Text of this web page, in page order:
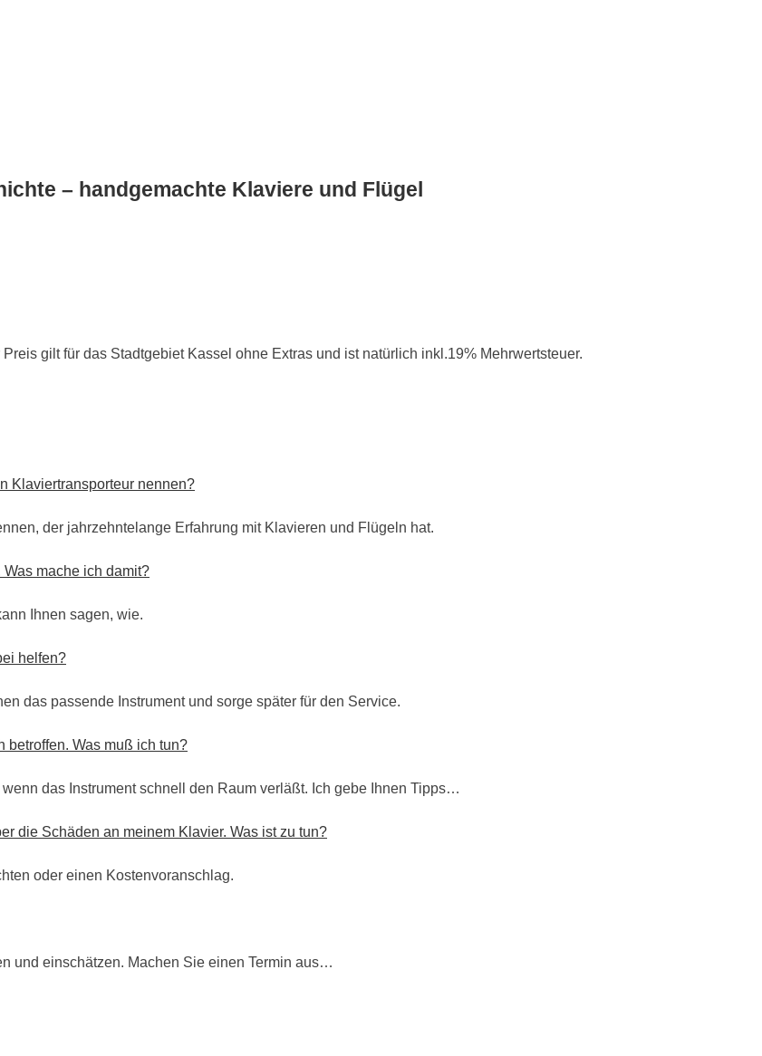
– handgemachte Klaviere und Flügel
gilt für das Stadtgebiet Kassel ohne Extras und ist natürlich inkl.19% Mehrwertsteuer.
Klaviertransporteur nennen?
der jahrzehntelange Erfahrung mit Klavieren und Flügeln hat.
mache ich damit?
Ihnen sagen, wie.
helfen?
das passende Instrument und sorge später für den Service.
betroffen. Was muß ich tun?
das Instrument schnell den Raum verläßt. Ich gebe Ihnen Tipps…
die Schäden an meinem Klavier. Was ist zu tun?
oder einen Kostenvoranschlag.
und einschätzen. Machen Sie einen Termin aus…
Service